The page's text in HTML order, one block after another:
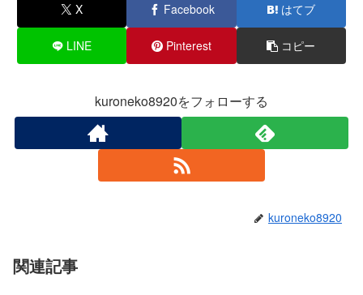
X Facebook はてブ
LINE Pinterest コピー
kuroneko8920をフォローする
kuroneko8920
関連記事